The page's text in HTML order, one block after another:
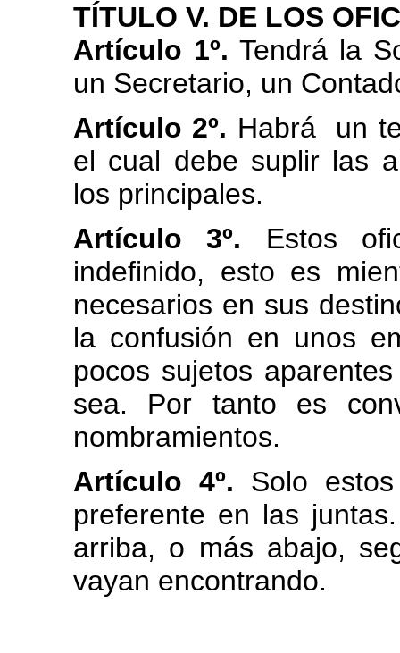
TÍTULO V. DE LOS
Artículo 1º. Tendrá la
un Secretario, un
Artículo 2º. Habrá un
el cual debe suplir las
los principales.
Artículo 3º. Estos
indefinido, esto es
necesarios en sus
la confusión en unos
pocos sujetos
sea. Por tanto es
nombramientos.
Artículo 4º. Solo
preferente en las
arriba, o más abajo,
vayan encontrando.